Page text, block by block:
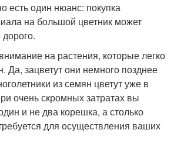
есть один нюанс: покупка
на большой цветник может
на растения, которые легко
Да, зацветут они немного позднее
из семян цветут уже в
очень скромных затратах вы
и не два корешка, а столько
для осуществления ваших